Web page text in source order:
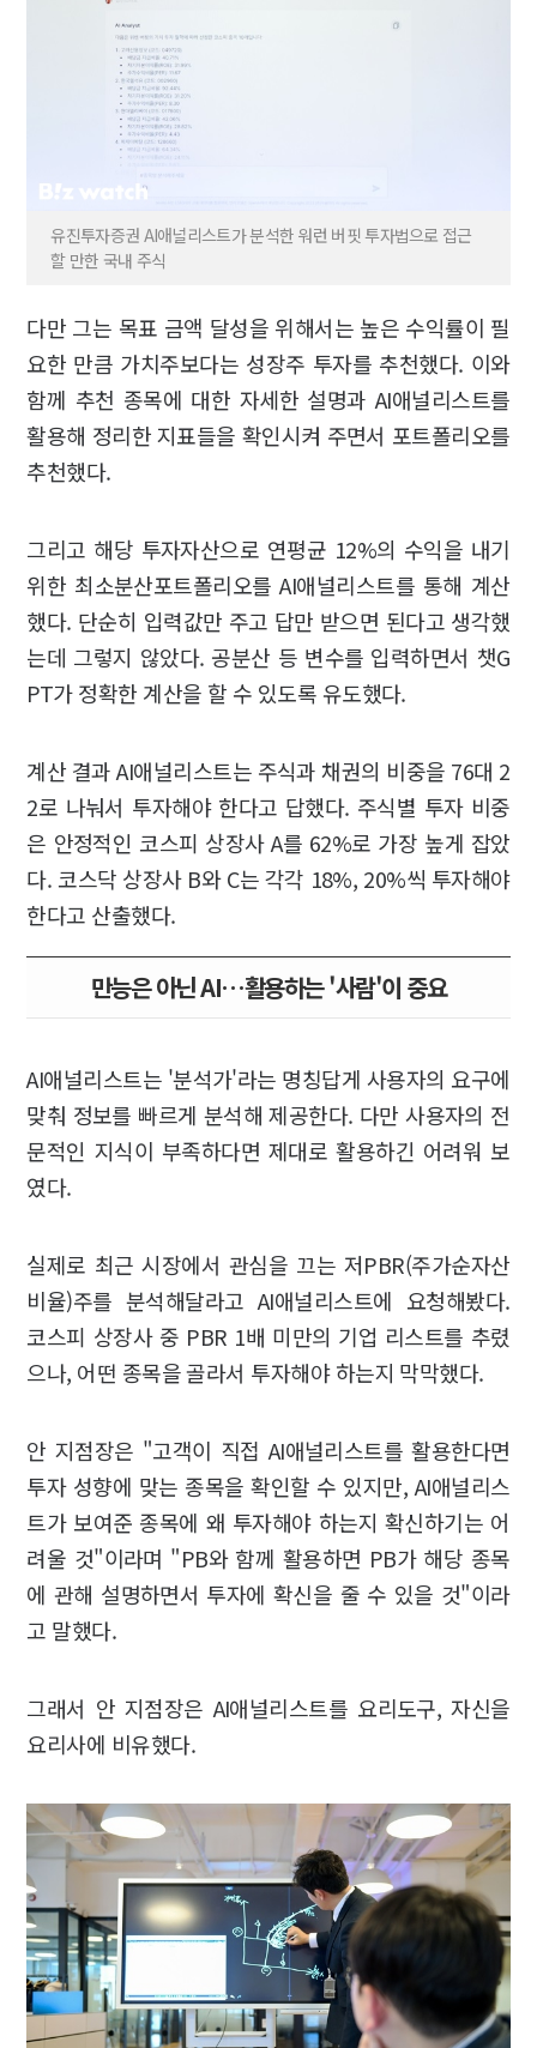
유진투자증권 AI애널리스트가 분석한 워런 버핏 투자법으로 접근
할 만한 국내 주식
다만 그는 목표 금액 달성을 위해서는 높은 수익률이 필
요한 만큼 가치주보다는 성장주 투자를 추천했다. 이와
함께 추천 종목에 대한 자세한 설명과 AI애널리스트를
활용해 정리한 지표들을 확인시켜 주면서 포트폴리오를
추천했다.
그리고 해당 투자자산으로 연평균 12%의 수익을 내기
위한 최소분산포트폴리오를 AI애널리스트를 통해 계산
했다. 단순히 입력값만 주고 답만 받으면 된다고 생각했
는데 그렇지 않았다. 공분산 등 변수를 입력하면서 챗G
PT가 정확한 계산을 할 수 있도록 유도했다.
계산 결과 AI애널리스트는 주식과 채권의 비중을 76대 2
2로 나눠서 투자해야 한다고 답했다. 주식별 투자 비중
은 안정적인 코스피 상장사 A를 62%로 가장 높게 잡았
다. 코스닥 상장사 B와 C는 각각 18%, 20%씩 투자해야
한다고 산출했다.
만능은 아닌 AI…활용하는 '사람'이 중요
AI애널리스트는 '분석가'라는 명칭답게 사용자의 요구에
맞춰 정보를 빠르게 분석해 제공한다. 다만 사용자의 전
문적인 지식이 부족하다면 제대로 활용하긴 어려워 보
였다.
실제로 최근 시장에서 관심을 끄는 저PBR(주가순자산
비율)주를 분석해달라고 AI애널리스트에 요청해봤다.
코스피 상장사 중 PBR 1배 미만의 기업 리스트를 추렸
으나, 어떤 종목을 골라서 투자해야 하는지 막막했다.
안 지점장은 "고객이 직접 AI애널리스트를 활용한다면
투자 성향에 맞는 종목을 확인할 수 있지만, AI애널리스
트가 보여준 종목에 왜 투자해야 하는지 확신하기는 어
려울 것"이라며 "PB와 함께 활용하면 PB가 해당 종목
에 관해 설명하면서 투자에 확신을 줄 수 있을 것"이라
고 말했다.
그래서 안 지점장은 AI애널리스트를 요리도구, 자신을
요리사에 비유했다.